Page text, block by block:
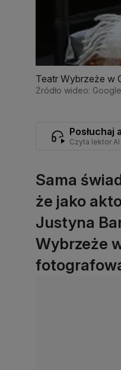
Teatr Wybrzeże w
Źródło wideo:
Posłuchaj
Czyta lektor AI
Sama
że jako
Justyna
Wybrzeże